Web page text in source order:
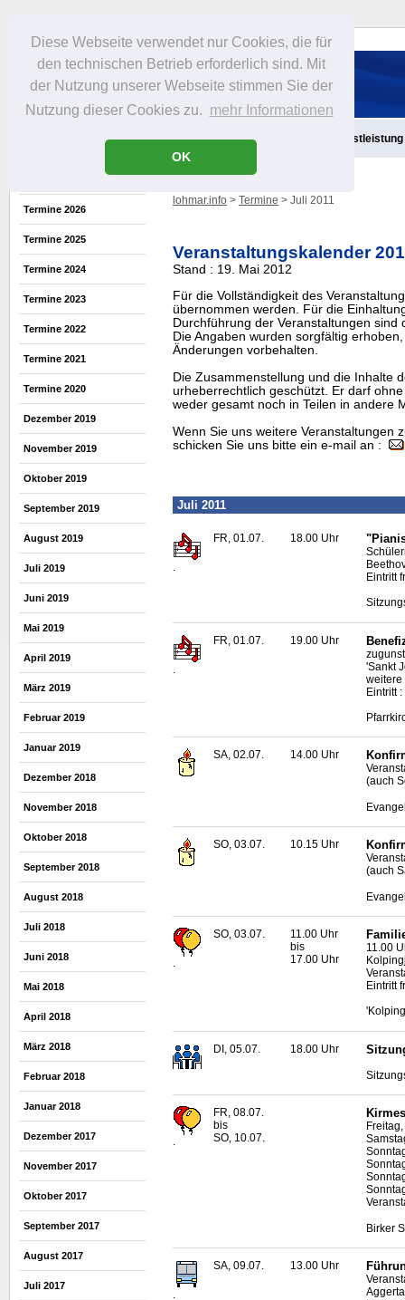
Diese Webseite verwendet nur Cookies, die für
den technischen Betrieb erforderlich sind. Mit
der Nutzung unserer Webseite stimmen Sie der
Nutzung dieser Cookies zu. mehr Informationen
OK
Infos Freizeit Gastronomie Dienstleistung
Termine 2026
Termine 2025
Termine 2024
Termine 2023
Termine 2022
Termine 2021
Termine 2020
Dezember 2019
November 2019
Oktober 2019
September 2019
August 2019
Juli 2019
Juni 2019
Mai 2019
April 2019
März 2019
Februar 2019
Januar 2019
Dezember 2018
November 2018
Oktober 2018
September 2018
August 2018
Juli 2018
Juni 2018
Mai 2018
April 2018
März 2018
Februar 2018
Januar 2018
Dezember 2017
November 2017
Oktober 2017
September 2017
August 2017
Juli 2017
lohmar.info > Termine > Juli 2011
Veranstaltungskalender
Stand : 19. Mai 2012
Für die Vollständigkeit des
übernommen werden. Für die
Durchführung der Veranstaltungen sind
Die Angaben wurden sorgfältig
Änderungen vorbehalten.
Die Zusammenstellung und die Inhalte
urheberrechtlich geschützt. Er darf
weder gesamt noch in Teilen in andere
Wenn Sie uns weitere Veranstaltungen
schicken Sie uns bitte ein e-mail an :
Juli 2011
FR, 01.07. 18.00 Uhr
Eintritt
FR, 01.07. 19.00 Uhr
'Sankt
weitere
Eintritt
SA, 02.07. 14.00 Uhr
(auch
SO, 03.07. 10.15 Uhr
(auch
.
SO, 03.07.
11.00 Uhr
bis
17.00 Uhr
11.00
Eintritt
DI, 05.07. 18.00 Uhr
.
FR, 08.07.
bis
SO, 10.07.
Birker
.
SA, 09.07. 13.00 Uhr